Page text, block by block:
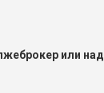
или